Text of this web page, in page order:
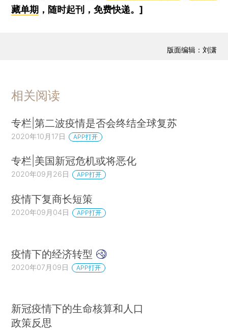
藏单期 ，随时起刊，免费快递。]
版面编辑：刘潇
相关阅读
专栏|第二波疫情是否会终结全球复苏
2020年10月17日 APP打开
专栏|美国新冠危机或将恶化
2020年09月26日 APP打开
疫情下复商长短策
2020年09月04日 APP打开
疫情下的经济转型
2020年07月09日 APP打开
新冠疫情下的生命核算和人口
政策反思